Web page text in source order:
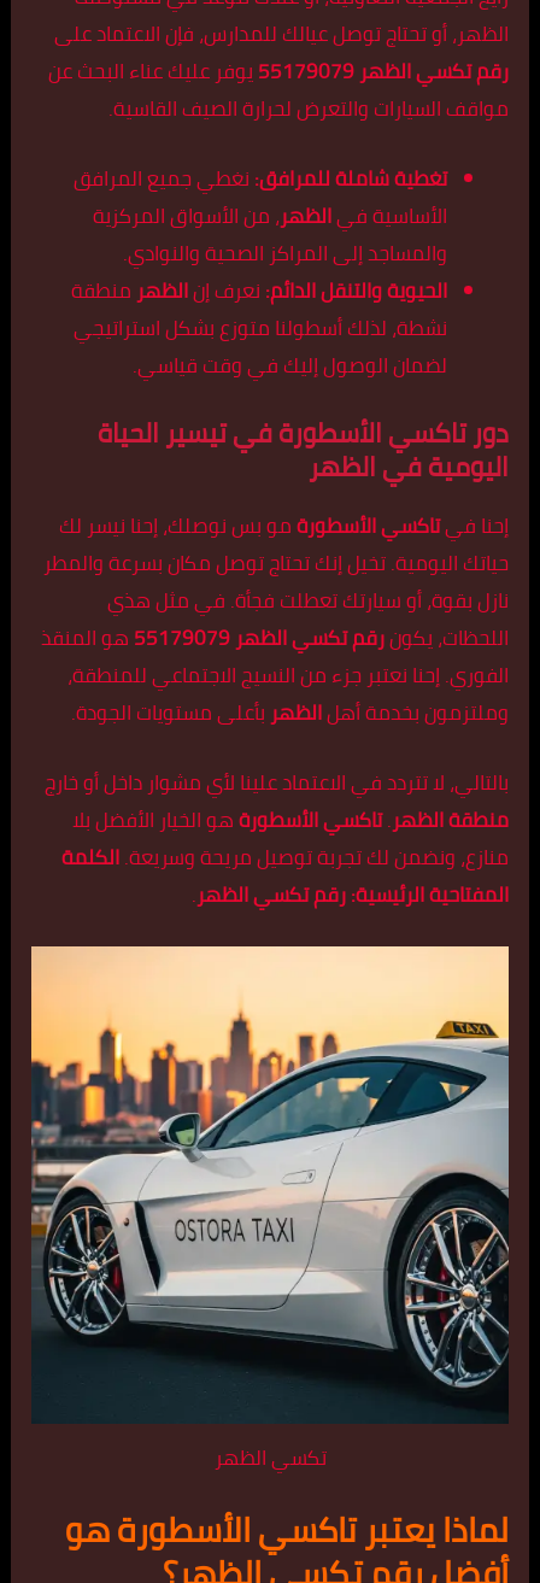
الظهر، أو تحتاج توصل عيالك للمدارس، فإن الاعتماد على
رقم تكسي الظهر 55179079
يوفر عليك عناء البحث عن
مواقف السيارات والتعرض لحرارة الصيف القاسية.
تغطية شاملة للمرافق:نغطي جميع المرافق
الأساسية فيالظهر، من الأسواق المركزية
والمساجد إلى المراكز الصحية والنوادي.
الحيوية والتنقل الدائم:نعرف إنالظهرمنطقة
نشطة، لذلك أسطولنا متوزع بشكل استراتيجي
لضمان الوصول إليك في وقت قياسي.
دور تاكسي الأسطورة في تيسير الحياة
اليومية في الظهر
إحنا فيتاكسي الأسطورةمو بس نوصلك، إحنا نيسر لك
حياتك اليومية. تخيل إنك تحتاج توصل مكان بسرعة والمطر
نازل بقوة، أو سيارتك تعطلت فجأة. في مثل هذي
اللحظات، يكونرقم تكسي الظهر 55179079
هو المنقذ
الفوري. إحنا نعتبر جزء من النسيج الاجتماعي للمنطقة،
وملتزمون بخدمة أهلالظهربأعلى مستويات الجودة.
بالتالي، لا تتردد في الاعتماد علينا لأي مشوار داخل أو خارج
منطقة الظهر.تاكسي الأسطورةهو الخيار الأفضل بلا
منازع، ونضمن لك تجربة توصيل مريحة وسريعة.الكلمة
المفتاحية الرئيسية:رقم تكسي الظهر.
تكسي الظهر
لماذا يعتبر تاكسي الأسطورة هو